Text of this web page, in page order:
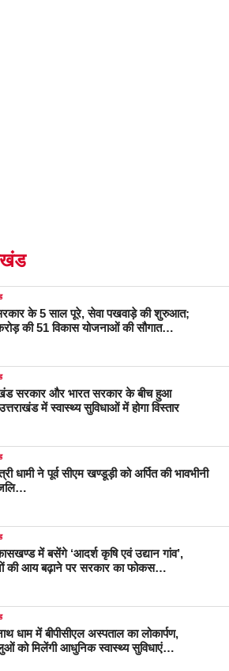
के 5 साल पूरे, सेवा पखवाड़े की शुरुआत;
की 51 विकास योजनाओं की सौगात…
सरकार और भारत सरकार के बीच हुआ
में स्वास्थ्य सुविधाओं में होगा विस्तार
धामी ने पूर्व सीएम खण्डूड़ी को अर्पित की भावभीनी
में बसेंगे ‘आदर्श कृषि एवं उद्यान गांव’,
की आय बढ़ाने पर सरकार का फोकस…
धाम में बीपीसीएल अस्पताल का लोकार्पण,
को मिलेंगी आधुनिक स्वास्थ्य सुविधाएं…